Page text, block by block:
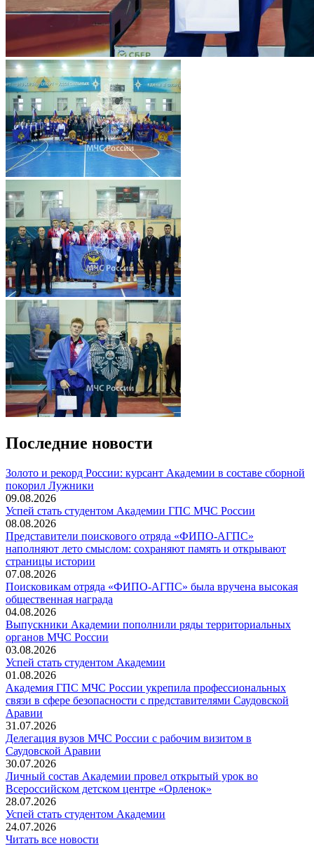
Последние новости
Золото и рекорд России: курсант Академии в составе сборной
покорил Лужники
09.08.2026
️Успей стать студентом Академии ГПС МЧС России
08.08.2026
Представители поискового отряда «ФИПО-АГПС»
наполняют лето смыслом: сохраняют память и открывают
страницы истории
07.08.2026
Поисковикам отряда «ФИПО-АГПС» была вручена высокая
общественная награда
04.08.2026
Выпускники Академии пополнили ряды территориальных
органов МЧС России
03.08.2026
Успей стать студентом Академии
01.08.2026
Академия ГПС МЧС России укрепила профессиональных
связи в сфере безопасности с представителями Саудовской
Аравии
31.07.2026
Делегация вузов МЧС России с рабочим визитом в
Саудовской Аравии
30.07.2026
Личный состав Академии провел открытый урок во
Всероссийском детском центре «Орленок»
28.07.2026
️Успей стать студентом Академии
24.07.2026
Читать все новости